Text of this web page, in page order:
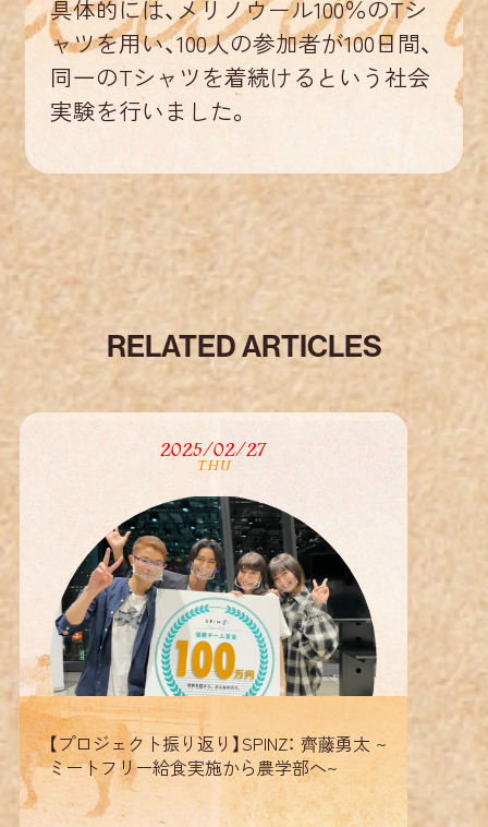
:
:
:
:
:
:
:
:
:
:
:
具体的には、メリノウール100％のTシ
ャツを用い、100人の参加者が100日間、
同一のTシャツを着続けるという社会
実験を行いました。
このプロジェクトは、普段何気なく行われる
洗濯が、マイクロプラスチックの排出やエネ
ルギー消費など、環境に対して予想以上の影
響を及ぼしている点に着目しています。洗わ
なくてもよい服を長期間着用することで、環
境への負荷を軽減し、服を大切に着続けるカ
ルチャーを提案する取り組みです。 また、エ
ンターテイメント性のある実験形式を採り
入れることで、参加者やその周囲の人々が楽
しみながら環境問題に向き合えるきっかけ
となり、ファッション業界や一般消費者の意
識改革にも寄与しています。最終的に25名の
参加者が100日間着用を達成し、防臭性につ
いて十分に検証できたとの報告を多く受け
ました。また、日々の洗濯ルーティンの見直
しにもつながったとの声が多く寄せられて
います。
RELATED ARTICLES
2025/02/27
THU
【プロジェクト振り返り】SPINZ： 齊藤勇太 ~
ミートフリー給食実施から農学部へ~
RE:
RE:
RE:
RE:
RE:
RE:
RE:
RE:
RE:
RE:
RE: